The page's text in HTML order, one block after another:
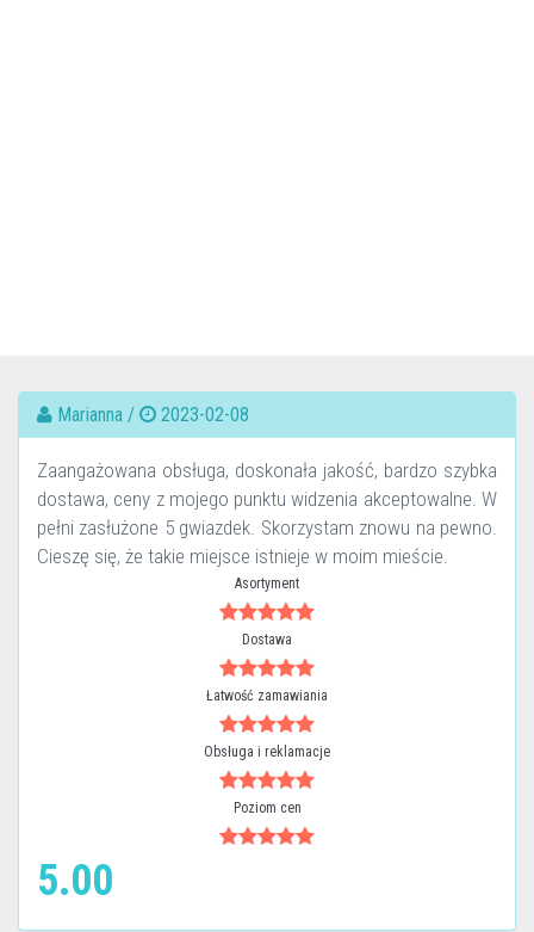
Marianna / 2023-02-08
Zaangażowana obsługa, doskonała jakość, bardzo szybka
dostawa, ceny z mojego punktu widzenia akceptowalne. W
pełni zasłużone 5 gwiazdek. Skorzystam znowu na pewno.
Cieszę się, że takie miejsce istnieje w moim mieście.
Asortyment
Dostawa
Łatwość zamawiania
Obsługa i reklamacje
Poziom cen
5.00